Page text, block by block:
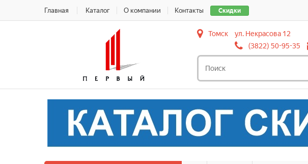
Скидки
Главная Каталог О компании Контакты
Томск
ул. Некрасова 12
(3822) 50-95-35